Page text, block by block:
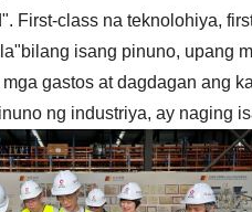
First-class na teknolohiya,
isang pinuno, upang
gastos at dagdagan ang
ng industriya, ay naging